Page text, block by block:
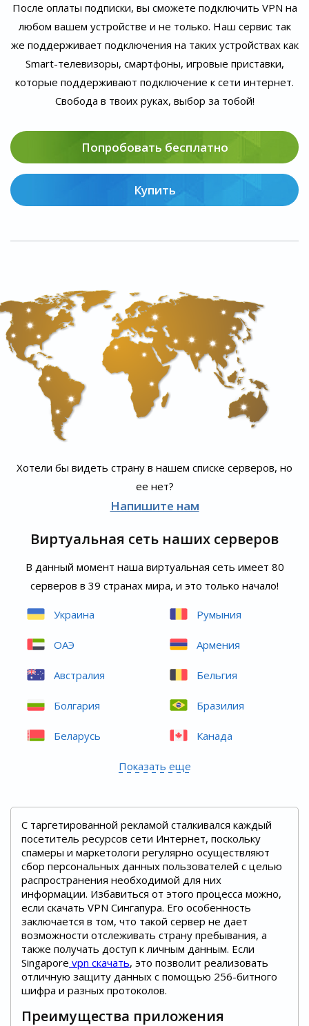
После оплаты подписки, вы сможете подключить VPN на
любом вашем устройстве и не только. Наш сервис так
же поддерживает подключения на таких устройствах как
Smart-телевизоры, смартфоны, игровые приставки,
которые поддерживают подключение к сети интернет.
Свобода в твоих руках, выбор за тобой!
Попробовать бесплатно
Купить
Хотели бы видеть страну в нашем списке серверов, но
ее нет?
Напишите нам
Виртуальная сеть наших серверов
В данный момент наша виртуальная сеть имеет 80
серверов в 39 странах мира, и это только начало!
Украина Румыния
ОАЭ Армения
Австралия Бельгия
Болгария Бразилия
Беларусь Канада
Показать еще
С таргетированной рекламой сталкивался каждый
посетитель ресурсов сети Интернет, поскольку
спамеры и маркетологи регулярно осуществляют
сбор персональных данных пользователей с целью
распространения необходимой для них
информации. Избавиться от этого процесса можно,
если скачать VPN Сингапура. Его особенность
заключается в том, что такой сервер не дает
возможности отслеживать страну пребывания, а
также получать доступ к личным данным. Если
Singapore vpn скачать, это позволит реализовать
отличную защиту данных с помощью 256-битного
шифра и разных протоколов.
Преимущества приложения